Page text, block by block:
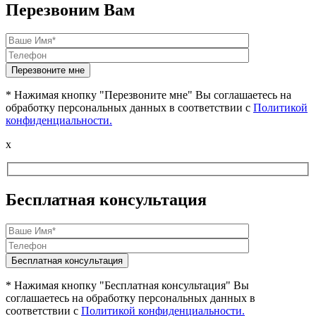
Перезвоним Вам
* Нажимая кнопку "Перезвоните мне" Вы соглашаетесь на
обработку персональных данных в соответствии с Политикой
конфиденциальности.
x
Бесплатная консультация
* Нажимая кнопку "Бесплатная консультация" Вы
соглашаетесь на обработку персональных данных в
соответствии с Политикой конфиденциальности.